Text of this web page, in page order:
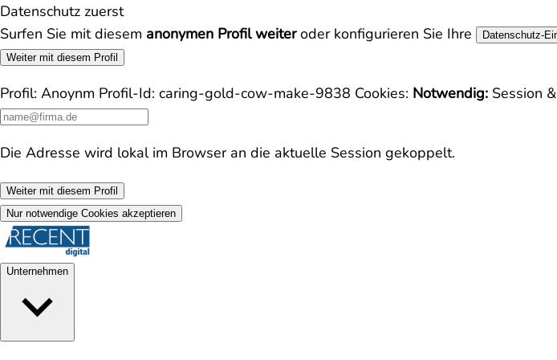
Datenschutz zuerst
Surfen Sie mit diesem anonymen Profil weiteroder konfigurieren Sie Ihre
Datenschutz-
Weiter mit diesem Profil
Profil: Anoynm Profil-Id: caring-gold-cow-make-9838 Cookies: Notwendig: Session
Die Adresse wird lokal im Browser an die aktuelle Session gekoppelt.
Weiter mit diesem Profil
Nur notwendige Cookies akzeptieren
Unternehmen